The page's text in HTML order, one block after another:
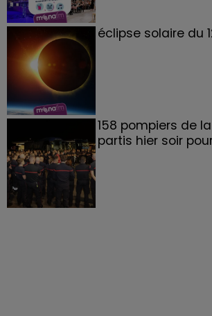
éclipse solaire du
158 pompiers de
partis hier soir